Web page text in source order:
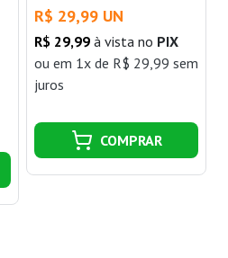
R$ 29,99 UN
R$ 29,99 à vista no PIX
ou em 1x de R$ 29,99 sem
juros
COMPRAR